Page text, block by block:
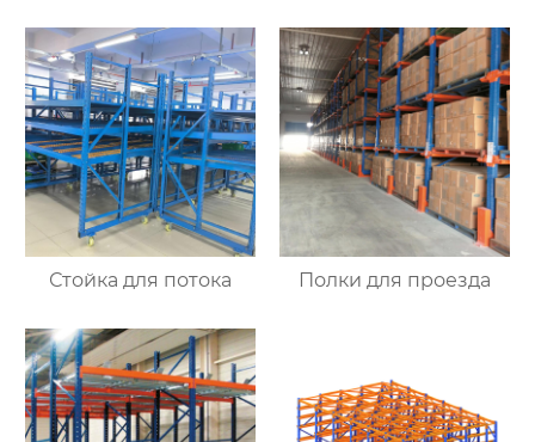
Стойка для потока Полки для проезда